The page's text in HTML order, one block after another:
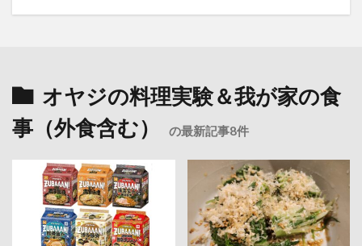
オヤジの料理実験＆我が家の食
事（外食含む）
の最新記事8件